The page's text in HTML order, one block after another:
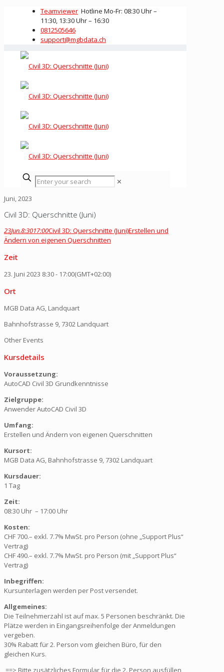
Teamviewer Hotline Mo-Fr: 08:30 Uhr –
11:30, 13:30 Uhr – 16:30
0812505646
support@mgbdata.ch
✕
Juni, 2023
Civil 3D: Querschnitte (Juni)
23Jun.8:3017:00Civil 3D: Querschnitte (Juni)Erstellen und
Ändern von eigenen Querschnitten
Zeit
23. Juni 2023 8:30- 17:00(GMT+02:00)
Ort
MGB Data AG, Landquart
Bahnhofstrasse 9, 7302 Landquart
Other Events
Kursdetails
Voraussetzung:
AutoCAD Civil 3D Grundkenntnisse
Zielgruppe:
Anwender AutoCAD Civil 3D
Umfang:
Erstellen und Ändern von eigenen Querschnitten
Kursort:
MGB Data AG, Bahnhofstrasse 9, 7302 Landquart
Kursdauer:
1 Tag
Zeit:
08:30 Uhr – 17:00 Uhr
Kosten:
CHF 700.– exkl. 7.7% MwSt. pro Person (ohne „Support Plus“
Vertrag)
CHF 490.– exkl. 7.7% MwSt. pro Person (mit „Support Plus“
Vertrag)
Inbegriffen:
Kursunterlagen werden per Post versendet.
Allgemeines:
Die Teilnehmerzahl ist auf max. 5 Personen beschränkt. Die
Plätze werden in Eingangsreihenfolge der Anmeldungen
vergeben.
30% Rabatt für 2. Person vom gleichen Büro, für den
gleichen Kurs.
==> Bitte zusätzliches Formular für die 2. Person ausfüllen,